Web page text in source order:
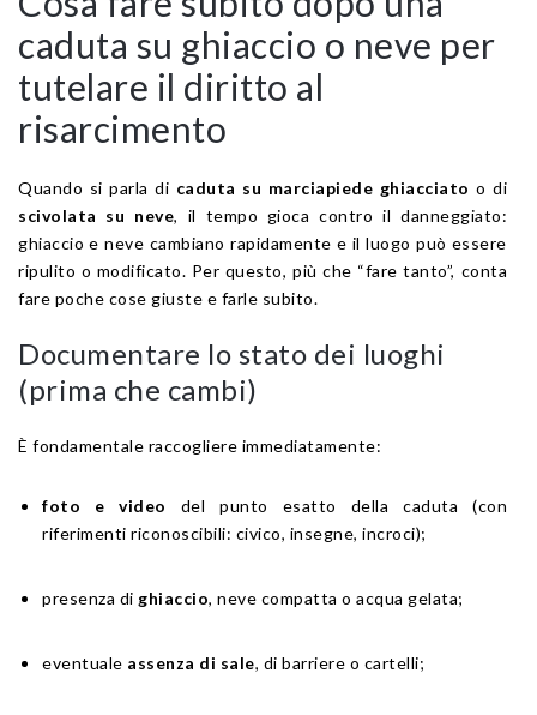
caduta su ghiaccio o neve per
tutelare il diritto al
risarcimento
Quando si parla di caduta su marciapiede ghiacciato o di
scivolata su neve, il tempo gioca contro il danneggiato:
ghiaccio e neve cambiano rapidamente e il luogo può essere
ripulito o modificato. Per questo, più che “fare tanto”, conta
fare poche cose giuste e farle subito.
Documentare lo stato dei luoghi
(prima che cambi)
È fondamentale raccogliere immediatamente:
foto e video
del punto esatto della caduta (con
riferimenti riconoscibili: civico, insegne, incroci);
presenza di ghiaccio, neve compatta o acqua gelata;
eventuale assenza di sale, di barriere o cartelli;